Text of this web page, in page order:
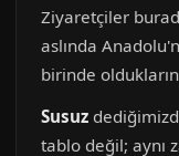
Ziyaretçiler
aslında
birinde
Susuz
tablo değil; aynı